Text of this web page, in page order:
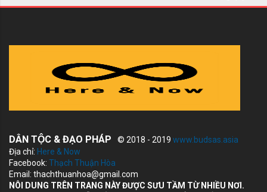
DÂN TỘC & ĐẠO PHÁP © 2018 - 2019 www.budsas.asia
Địa chỉ: Here & Now
Facebook: Thạch Thuận Hòa
Email: thachthuanhoa@gmail.com
NÔI DUNG TRÊN TRANG NÀY ĐƯỢC SƯU TẦM TỪ NHIỀU NƠI.